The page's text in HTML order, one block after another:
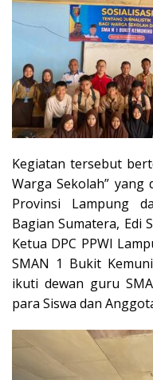
Kegiatan tersebut
Warga Sekolah” yang
Provinsi Lampung
Bagian Sumatera, Edi
Ketua DPC PPWI
SMAN 1 Bukit
ikuti dewan guru
para Siswa dan